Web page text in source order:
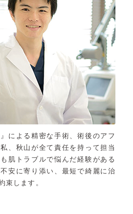
による精密な手術、術後のアフ
、秋山が全て責任を持って担当
肌トラブルで悩んだ経験がある
安に寄り添い、最短で綺麗に治
束します。